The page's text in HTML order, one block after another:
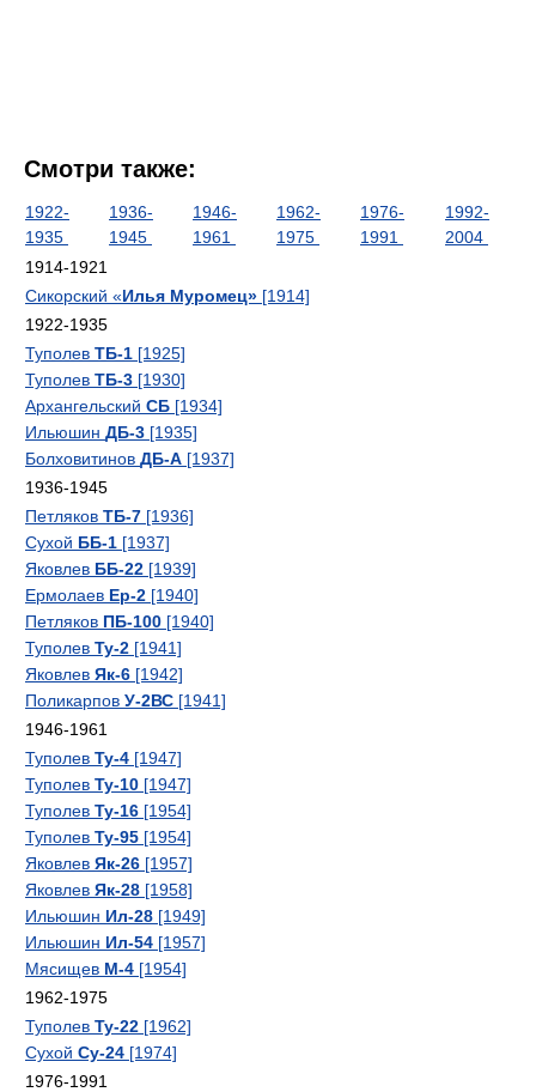
Смотри также:
1922-
1935
1936-
1945
1946-
1961
1962-
1975
1976-
1991
1992-
2004
1914-1921
Сикорский «Илья Муромец» [1914]
1922-1935
Туполев ТБ-1 [1925]
Туполев ТБ-3 [1930]
Архангельский СБ [1934]
Ильюшин ДБ-3 [1935]
Болховитинов ДБ-А [1937]
1936-1945
Петляков ТБ-7 [1936]
Сухой ББ-1 [1937]
Яковлев ББ-22 [1939]
Ермолаев Ер-2 [1940]
Петляков ПБ-100 [1940]
Туполев Ту-2 [1941]
Яковлев Як-6 [1942]
Поликарпов У-2ВС [1941]
1946-1961
Туполев Ту-4 [1947]
Туполев Ту-10 [1947]
Туполев Ту-16 [1954]
Туполев Ту-95 [1954]
Яковлев Як-26 [1957]
Яковлев Як-28 [1958]
Ильюшин Ил-28 [1949]
Ильюшин Ил-54 [1957]
Мясищев М-4 [1954]
1962-1975
Туполев Ту-22 [1962]
Сухой Су-24 [1974]
1976-1991